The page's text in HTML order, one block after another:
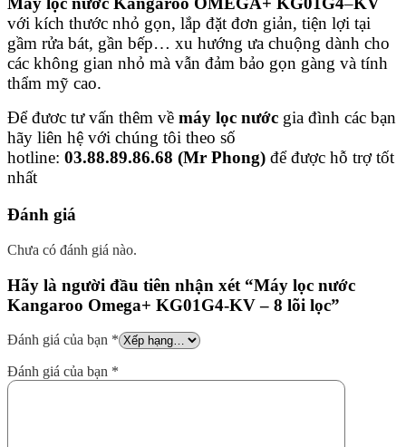
với kích thước nhỏ gọn, lắp đặt đơn giản, tiện lợi tại
gầm rửa bát, gần bếp… xu hướng ưa chuộng dành cho
các không gian nhỏ mà vẫn đảm bảo gọn gàng và tính
thẩm mỹ cao.
Để đươc tư vấn thêm về máy lọc nước gia đình các bạn
hãy liên hệ với chúng tôi theo số
hotline: 03.88.89.86.68 (Mr Phong) để được hỗ trợ tốt
nhất
Đánh giá
Chưa có đánh giá nào.
Hãy là người đầu tiên nhận xét “Máy lọc nước
Kangaroo Omega+ KG01G4-KV – 8 lõi lọc”
Đánh giá của bạn *
Đánh giá của bạn *